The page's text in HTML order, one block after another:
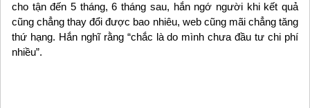
cho tận đến 5 tháng, 6 tháng sau, hắn ngớ người khi kết quả
cũng chẳng thay đổi được bao nhiêu, web cũng mãi chẳng tăng
thứ hạng. Hắn nghĩ rằng “chắc là do mình chưa đầu tư chi phí
nhiều”.